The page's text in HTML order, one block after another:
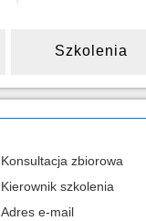
Szkolenia
Konsultacja zbiorowa
Kierownik szkolenia
Adres e-mail